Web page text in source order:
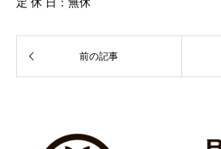
定 休 日：無休